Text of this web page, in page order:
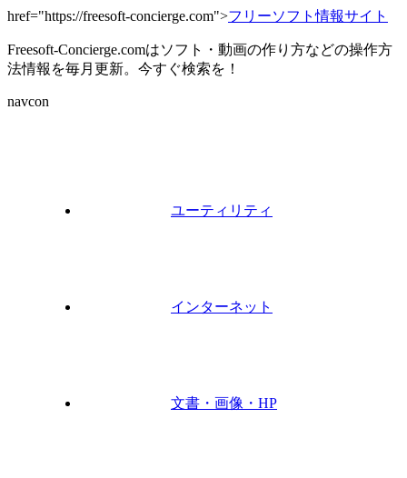
href="https://freesoft-concierge.com">フリーソフト情報サイト
Freesoft-Concierge.comはソフト・動画の作り方などの操作方
法情報を毎月更新。今すぐ検索を！
navcon
ユーティリティ
インターネット
文書・画像・HP